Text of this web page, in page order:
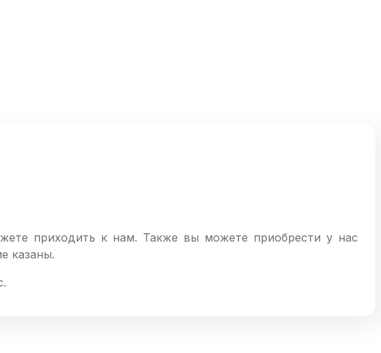
приходить к нам. Также вы можете приобрести у нас
казаны.